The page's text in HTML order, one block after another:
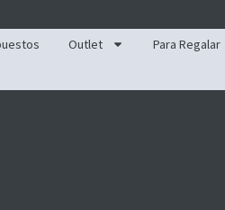
Outlet Para Regalar